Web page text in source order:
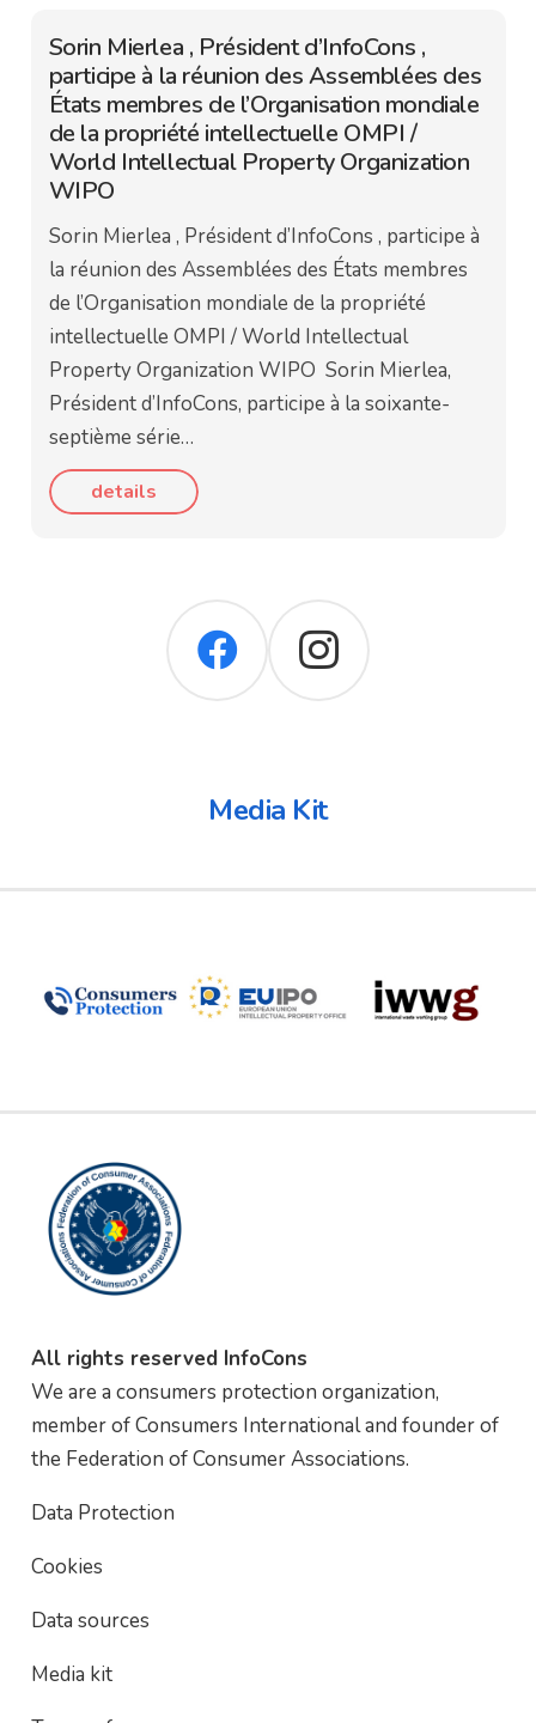
Sorin Mierlea , Président d’InfoCons ,
participe à la réunion des Assemblées des
États membres de l’Organisation mondiale
de la propriété intellectuelle OMPI /
World Intellectual Property Organization
WIPO
Sorin Mierlea , Président d’InfoCons , participe à
la réunion des Assemblées des États membres
de l’Organisation mondiale de la propriété
intellectuelle OMPI / World Intellectual
Property Organization WIPO Sorin Mierlea,
Président d’InfoCons, participe à la soixante-
septième série…
details
Media Kit
All rights reserved InfoCons
We are a consumers protection organization,
member of Consumers International and founder of
the Federation of Consumer Associations.
Data Protection
Cookies
Data sources
Media kit